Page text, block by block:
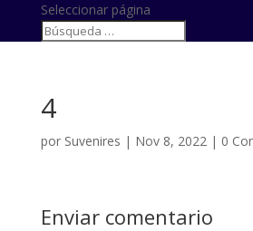
Seleccionar página
4
por Suvenires | Nov 8, 2022| 0
Enviar comentario